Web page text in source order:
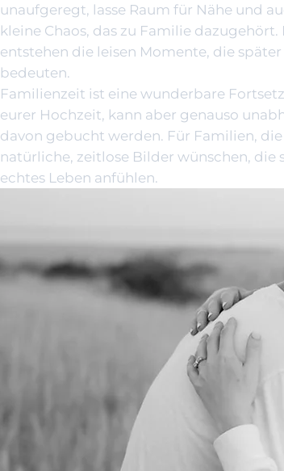
unaufgeregt, lasse Raum für Nähe und
kleine Chaos, das zu Familie dazugehört.
entstehen die leisen Momente, die
bedeuten.
Familienzeit ist eine wunderbare
eurer Hochzeit, kann aber genauso
davon gebucht werden. Für Familien, die
natürliche, zeitlose Bilder wünschen, die
echtes Leben anfühlen.